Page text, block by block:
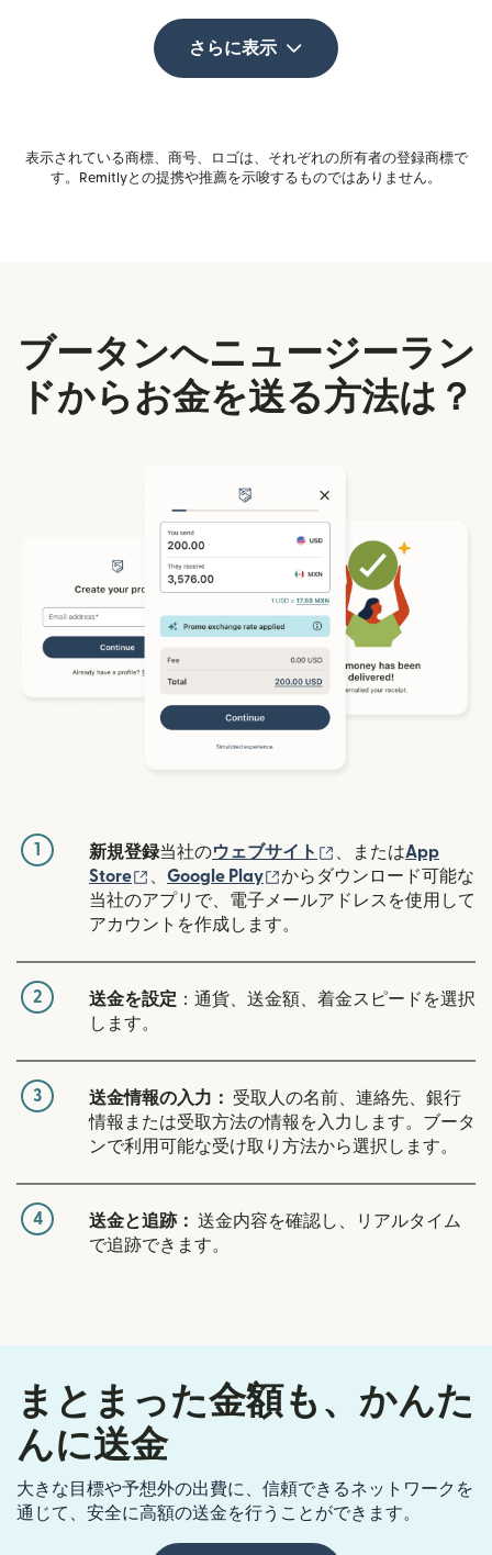
さらに表示
表示されている商標、商号、ロゴは、それぞれの所有者の登録商標で
す。Remitlyとの提携や推薦を示唆するものではありません。
ブータンへニュージーラン
ドからお金を送る方法は？
1 新規登録当社のウェブサイト （別ウィンドウで
、またはApp
Store
（別ウィンドウで開きます）
Google Play （別ウィンドウで開きま
からダウンロード可能な
当社のアプリで、電子メールアドレスを使用して
アカウントを作成します。
2 送金を設定 ：通貨、送金額、着金スピードを選択
します。
3 送金情報の入力：
受取人の名前、連絡先、銀行
情報または受取方法の情報を入力します。ブータ
ンで利用可能な受け取り方法から選択します。
4 送金と追跡： 送金内容を確認し、リアルタイム
で追跡できます。
まとまった金額も、かんた
んに送金
大きな目標や予想外の出費に、信頼できるネットワークを
通じて、安全に高額の送金を行うことができます。